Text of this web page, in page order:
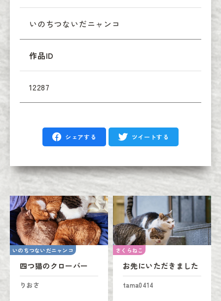
いのちつないだニャンコ
作品ID
12287
シェアする ツイートする
いのちつないだニャンコ
四つ猫のクローバー
りおさ
さくらねこ
お先にいただきました
tama0414